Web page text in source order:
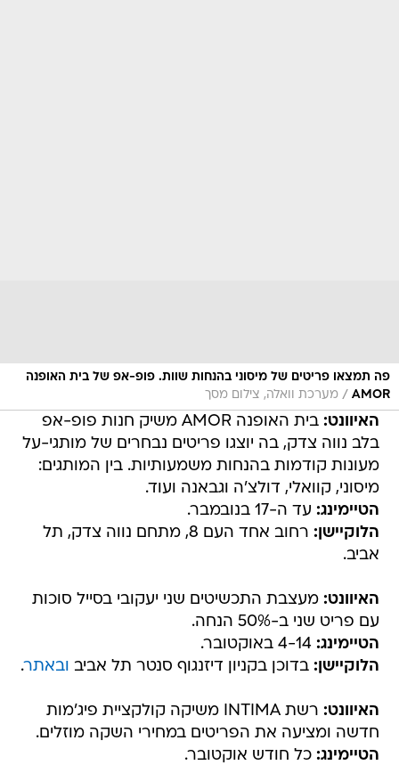
פה תמצאו פריטים של מיסוני בהנחות שוות. פופ-אפ של בית האופנה
AMOR
/ מערכת וואלה, צילום מסך
האיוונט:
בית האופנה AMOR משיק חנות פופ-אפ
בלב נווה צדק, בה יוצגו פריטים נבחרים של מותגי-על
מעונות קודמות בהנחות משמעותיות. בין המותגים:
מיסוני, קוואלי, דולצ'ה וגבאנה ועוד.
הטיימינג: עד ה-17 בנובמבר.
הלוקיישן:
רחוב אחד העם 8, מתחם נווה צדק, תל
אביב.
האיוונט: מעצבת התכשיטים שני יעקובי בסייל סוכות
עם פריט שני ב-50% הנחה.
הטיימינג:
הלוקיישן: בדוכן בקניון דיזנגוף סנטר תל אביב ובאתר.
האיוונט:
רשת INTIMA משיקה קולקציית פיג'מות
חדשה ומציעה את הפריטים במחירי השקה מוזלים.
הטיימינג: כל חודש אוקטובר.